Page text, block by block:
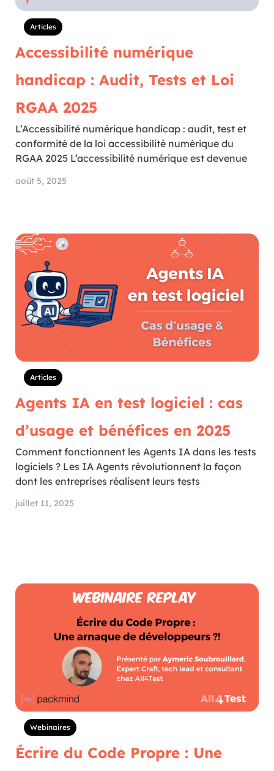
Articles
Accessibilité numérique
handicap : Audit, Tests et Loi
RGAA 2025
L’Accessibilité numérique handicap : audit, test et
conformité de la loi accessibilité numérique du
RGAA 2025 L’accessibilité numérique est devenue
août 5, 2025
Articles
Agents IA en test logiciel : cas
d’usage et bénéfices en 2025
Comment fonctionnent les Agents IA dans les tests
logiciels ? Les IA Agents révolutionnent la façon
dont les entreprises réalisent leurs tests
juillet 11, 2025
Webinaires
Écrire du Code Propre : Une